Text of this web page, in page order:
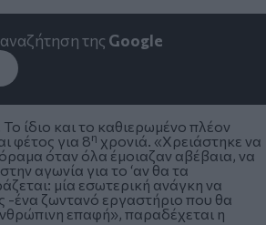
της Google
ίδιο και το καθιερωμένο πλέον
φέτος για 8η χρονιά. «Χρειάστηκε να
όταν όλα έμοιαζαν αβέβαια, να
αγωνία για το ‘αν θα τα
μία εσωτερική ανάγκη να
-ένα ζωντανό εργαστήριο που θα
επαφή», παραδέχεται η